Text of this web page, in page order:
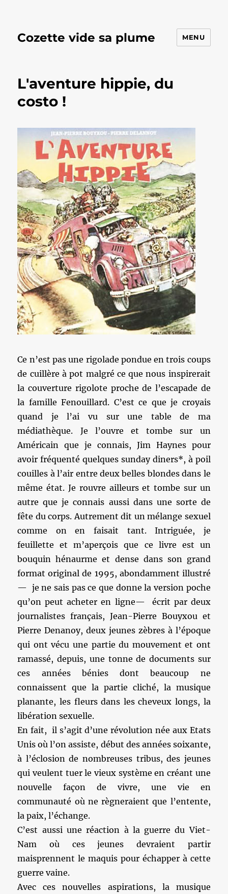
Cozette vide sa plume MENU
L'aventure hippie, du
costo !
Ce n’est pas une rigolade pondue en trois coups
de cuillère à pot malgré ce que nous inspirerait
la couverture rigolote proche de l’escapade de
la famille Fenouillard. C’est ce que je croyais
quand je l’ai vu sur une table de ma
médiathèque. Je l’ouvre et tombe sur un
Américain que je connais, Jim Haynes pour
avoir fréquenté quelques sunday diners*, à poil
couilles à l’air entre deux belles blondes dans le
même état. Je rouvre ailleurs et tombe sur un
autre que je connais aussi dans une sorte de
fête du corps. Autrement dit un mélange sexuel
comme on en faisait tant. Intriguée, je
feuillette et m’aperçois que ce livre est un
bouquin hénaurme et dense dans son grand
format original de 1995, abondamment illustré
— je ne sais pas ce que donne la version poche
qu’on peut acheter en ligne— écrit par deux
journalistes français, Jean-Pierre Bouyxou et
Pierre Denanoy, deux jeunes zèbres à l’époque
qui ont vécu une partie du mouvement et ont
ramassé, depuis, une tonne de documents sur
ces années bénies dont beaucoup ne
connaissent que la partie cliché, la musique
planante, les fleurs dans les cheveux longs, la
libération sexuelle.
En fait, il s’agit d’une révolution née aux Etats
Unis où l’on assiste, début des années soixante,
à l’éclosion de nombreuses tribus, des jeunes
qui veulent tuer le vieux système en créant une
nouvelle façon de vivre, une vie en
communauté où ne règneraient que l’entente,
la paix, l’échange.
C’est aussi une réaction à la guerre du Viet-
Nam où ces jeunes devraient partir
maisprennent le maquis pour échapper à cette
guerre vaine.
Avec ces nouvelles aspirations, la musique